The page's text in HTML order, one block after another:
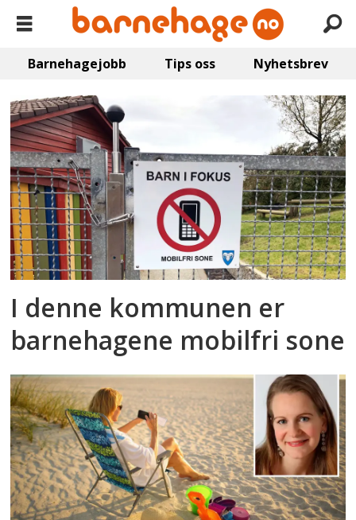
Barnehagejobb Tips oss Nyhetsbrev
Emne:
mobilbruk
I denne kommunen er
barnehagene mobilfri sone